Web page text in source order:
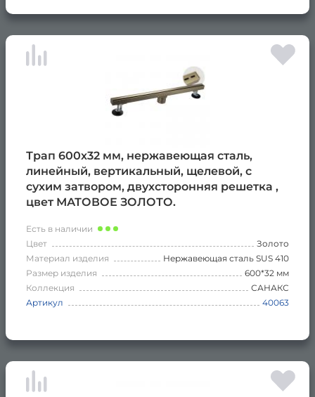
Трап 600х32 мм, нержавеющая сталь,
линейный, вертикальный, щелевой, с
сухим затвором, двухсторонняя решетка ,
цвет МАТОВОЕ ЗОЛОТО.
Есть в наличии
Цвет
Золото
Материал изделия
Нержавеющая сталь SUS 410
Размер изделия
600*32 мм
Коллекция
САНАКС
Артикул
40063